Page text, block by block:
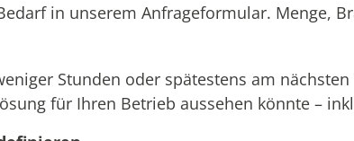
in unserem Anfrageformular. Menge,
Stunden oder spätestens am
für Ihren Betrieb aussehen könnte –